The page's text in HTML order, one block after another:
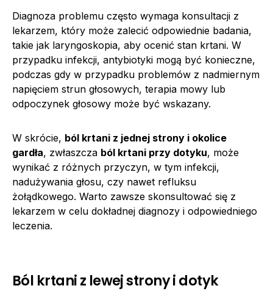
Diagnoza problemu często wymaga konsultacji z
lekarzem, który może zalecić odpowiednie badania,
takie jak laryngoskopia, aby ocenić stan krtani. W
przypadku infekcji, antybiotyki mogą być konieczne,
podczas gdy w przypadku problemów z nadmiernym
napięciem strun głosowych, terapia mowy lub
odpoczynek głosowy może być wskazany.
W skrócie, ból krtani z jednej strony i okolice
gardła, zwłaszcza ból krtani przy dotyku, może
wynikać z różnych przyczyn, w tym infekcji,
nadużywania głosu, czy nawet refluksu
żołądkowego. Warto zawsze skonsultować się z
lekarzem w celu dokładnej diagnozy i odpowiedniego
leczenia.
Ból krtani z lewej strony i dotyk